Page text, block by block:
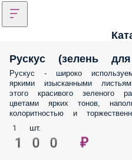
Рускус (зелень для
Рускус - широко используемая
изысканными листьями. Сочный
красивого зеленого растения
тонов, наполняя букеты
1 шт.
100 ₽